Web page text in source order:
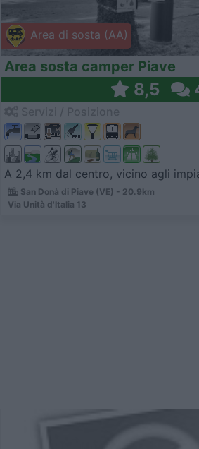
Area di sosta (AA)
Area sosta camper Piave
8,5
A 2,4 km dal centro, vicino agli
San Donà di Piave (VE) - 20.9km
Via Unità d'Italia 13